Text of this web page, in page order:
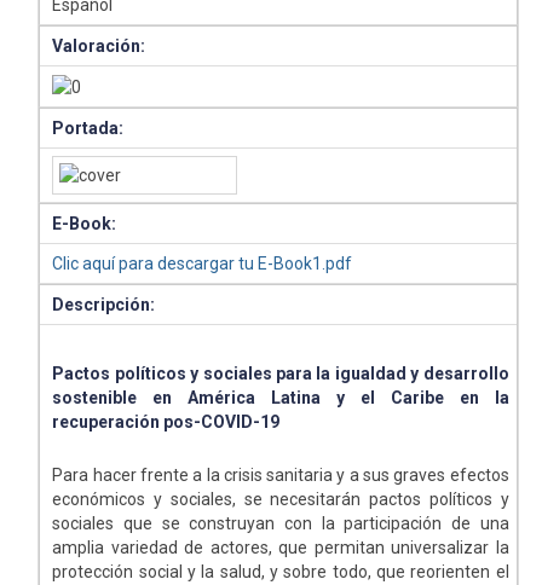
Español
Valoración:
Portada:
E-Book:
Clic aquí para descargar tu E-Book1.pdf
Descripción:
Pactos políticos y sociales para la igualdad y desarrollo
sostenible en América Latina y el Caribe en la
recuperación pos-COVID-19
Para hacer frente a la crisis sanitaria y a sus graves efectos
económicos y sociales, se necesitarán pactos políticos y
sociales que se construyan con la participación de una
amplia variedad de actores, que permitan universalizar la
protección social y la salud, y sobre todo, que reorienten el